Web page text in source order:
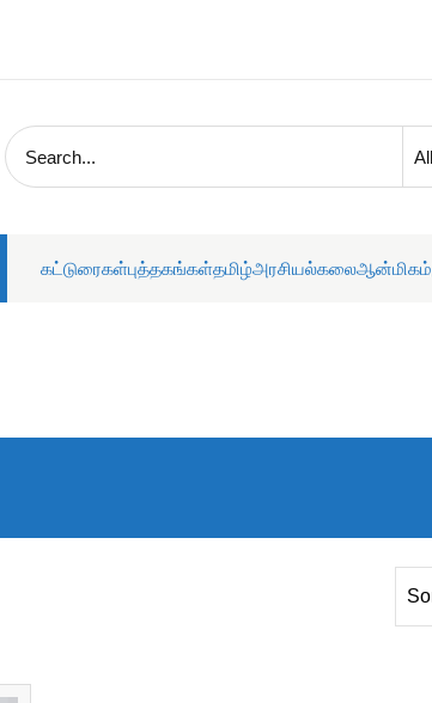
கட்டுரைகள்புத்தகங்கள்தமிழ்அரசியல்கலைஆன்மிகம்